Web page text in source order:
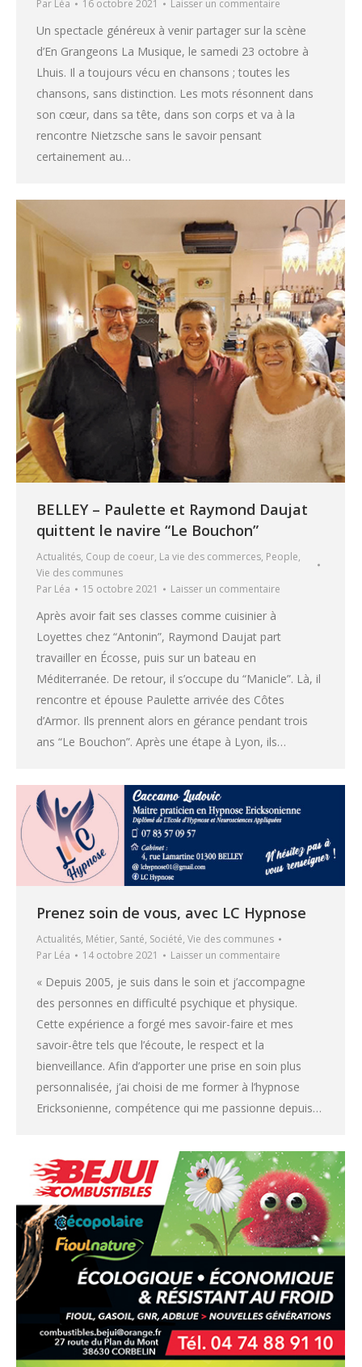
Par Léa 16 octobre 2021 Laisser un commentaire
Un spectacle généreux à venir partager sur la scène
d’En Grangeons La Musique, le samedi 23 octobre à
Lhuis. Il a toujours vécu en chansons ; toutes les
chansons, sans distinction. Les mots résonnent dans
son cœur, dans sa tête, dans son corps et va à la
rencontre Nietzsche sans le savoir pensant
certainement au…
BELLEY – Paulette et Raymond Daujat
quittent le navire “Le Bouchon”
Actualités, Coup de coeur, La vie des commerces, People,
Vie des communes
Par Léa 15 octobre 2021 Laisser un commentaire
Après avoir fait ses classes comme cuisinier à
Loyettes chez “Antonin”, Raymond Daujat part
travailler en Écosse, puis sur un bateau en
Méditerranée. De retour, il s’occupe du “Manicle”. Là, il
rencontre et épouse Paulette arrivée des Côtes
d’Armor. Ils prennent alors en gérance pendant trois
ans “Le Bouchon”. Après une étape à Lyon, ils…
Prenez soin de vous, avec LC Hypnose
Actualités, Métier, Santé, Société, Vie des communes
Par Léa 14 octobre 2021 Laisser un commentaire
« Depuis 2005, je suis dans le soin et j’accompagne
des personnes en difficulté psychique et physique.
Cette expérience a forgé mes savoir-faire et mes
savoir-être tels que l’écoute, le respect et la
bienveillance. Afin d’apporter une prise en soin plus
personnalisée, j’ai choisi de me former à l’hypnose
Ericksonienne, compétence qui me passionne depuis…